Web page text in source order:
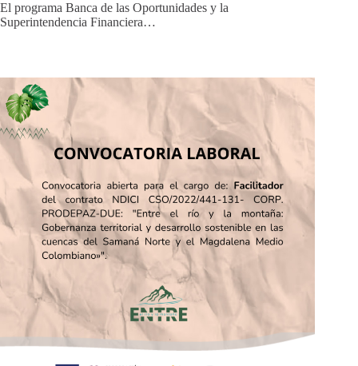
El programa Banca de las Oportunidades y la
Superintendencia Financiera…